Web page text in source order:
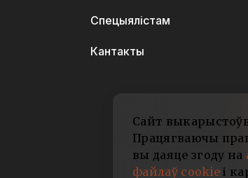
Спецыялістам
Кантакты
Сайт
Працягваючы
вы даяце згоду на
файлаў cookie і